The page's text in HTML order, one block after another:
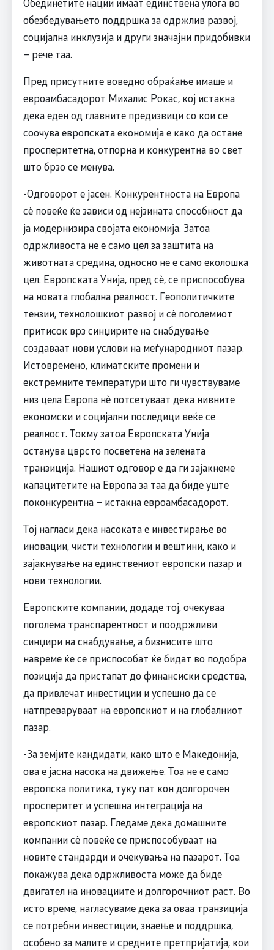
Обединетите нации имаат единствена улога во
обезбедувањето поддршка за одржлив развој,
социјална инклузија и други значајни придобивки
– рече таа.
Пред присутните воведно обраќање имаше и
евроамбасадорот Михалис Рокас, кој истакна
дека еден од главните предизвици со кои се
соочува европската економија е како да остане
просперитетна, отпорна и конкурентна во свет
што брзо се менува.
-Одговорот е јасен. Конкурентноста на Европа
сè повеќе ќе зависи од нејзината способност да
ја модернизира својата економија. Затоа
одржливоста не е само цел за заштита на
животната средина, односно не е само еколошка
цел. Европската Унија, пред сè, се приспособува
на новата глобална реалност. Геополитичките
тензии, технолошкиот развој и сè поголемиот
притисок врз синџирите на снабдување
создаваат нови услови на меѓународниот пазар.
Истовремено, климатските промени и
екстремните температури што ги чувствуваме
низ цела Европа нè потсетуваат дека нивните
економски и социјални последици веќе се
реалност. Токму затоа Европската Унија
останува цврсто посветена на зелената
транзиција. Нашиот одговор е да ги зајакнеме
капацитетите на Европа за таа да биде уште
поконкурентна – истакна евроамбасадорот.
Тој нагласи дека насоката е инвестирање во
иновации, чисти технологии и вештини, како и
зајакнување на единствениот европски пазар и
нови технологии.
Европските компании, додаде тој, очекуваа
поголема транспарентност и поодржливи
синџири на снабдување, а бизнисите што
навреме ќе се приспособат ќе бидат во подобра
позиција да пристапат до финансиски средства,
да привлечат инвестиции и успешно да се
натпреваруваат на европскиот и на глобалниот
пазар.
-За земјите кандидати, како што е Македонија,
ова е јасна насока на движење. Тоа не е само
европска политика, туку пат кон долгорочен
просперитет и успешна интеграција на
европскиот пазар. Гледаме дека домашните
компании сè повеќе се приспособуваат на
новите стандарди и очекувања на пазарот. Тоа
покажува дека одржливоста може да биде
двигател на иновациите и долгорочниот раст. Во
исто време, нагласуваме дека за оваа транзиција
се потребни инвестиции, знаење и поддршка,
особено за малите и средните претпријатија, кои